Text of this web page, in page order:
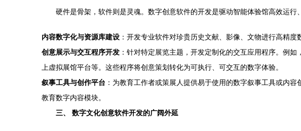
硬件是骨架，软件则是灵魂。数字创意软件的开发是驱动智能体验馆高效运
内容数字化与资源库建设 ：开发专业软件对珍贵历史文献、影像、文物进行高精
创意展示与交互程序开发 ：针对特定展览主题，开发定制化的交互应用程序。例
上虚拟展馆平台等。这些程序将创意策划转化为可执行、可交互的数字体验。
叙事工具与创作平台 ：为教育工作者或策展人提供易于使用的数字叙事工具或内
教育数字内容模块。
三、 数字文化创意软件开发的广阔外延